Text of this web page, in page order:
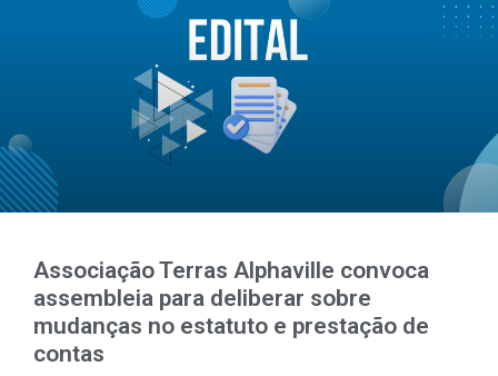
Associação Terras Alphaville convoca
assembleia para deliberar sobre
mudanças no estatuto e prestação de
contas